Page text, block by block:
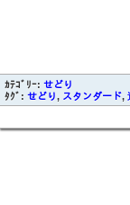
ｶﾃｺﾞﾘｰ: せどり
ﾀｸﾞ: せどり, スタンダード,